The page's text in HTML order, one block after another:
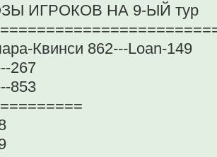
ИГРОКОВ НА 9-ЫЙ тур
Квинси 862---Loan-149
267
853